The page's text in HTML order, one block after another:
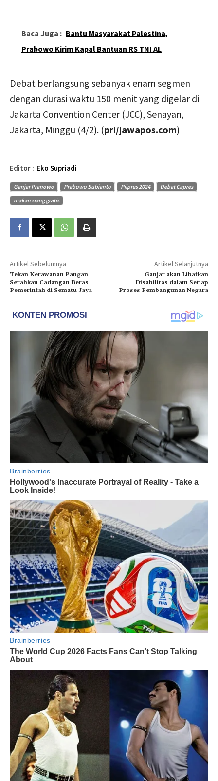
Baca Juga : Bantu Masyarakat Palestina,
Prabowo Kirim Kapal Bantuan RS TNI AL
Debat berlangsung sebanyak enam segmen
dengan durasi waktu 150 menit yang digelar di
Jakarta Convention Center (JCC), Senayan,
Jakarta, Minggu (4/2). (pri/jawapos.com)
Editor : Eko Supriadi
Ganjar Pranowo Prabowo Subianto Pilpres 2024
Debat Capres
makan siang gratis
Artikel Sebelumnya
Tekan Kerawanan Pangan
Serahkan Cadangan Beras
Pemerintah di Sematu Jaya
Artikel Selanjutnya
Ganjar akan Libatkan
Disabilitas dalam Setiap
Proses Pembangunan Negara